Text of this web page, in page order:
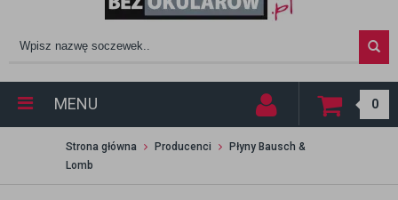
MENU 0
Strona główna Producenci
Płyny Bausch &
Lomb